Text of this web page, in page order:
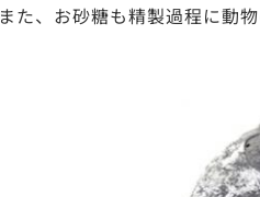
また、お砂糖も精製過程に動